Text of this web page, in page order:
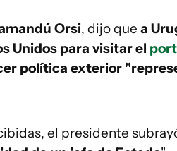
Orsi, dijo que a
Unidos para visitar el
política exterior
el presidente